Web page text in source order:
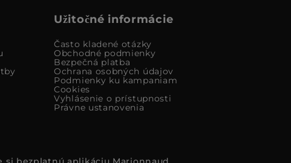
Užitočné informácie
Často kladené otázky
Obchodné podmienky
Bezpečná platba
Ochrana osobných údajov
Podmienky ku kampaniam
Cookies
Vyhlásenie o prístupnosti
Právne ustanovenia